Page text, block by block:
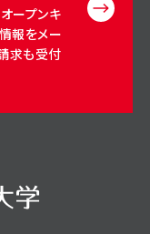
ープンキ
報をメー
求も受付